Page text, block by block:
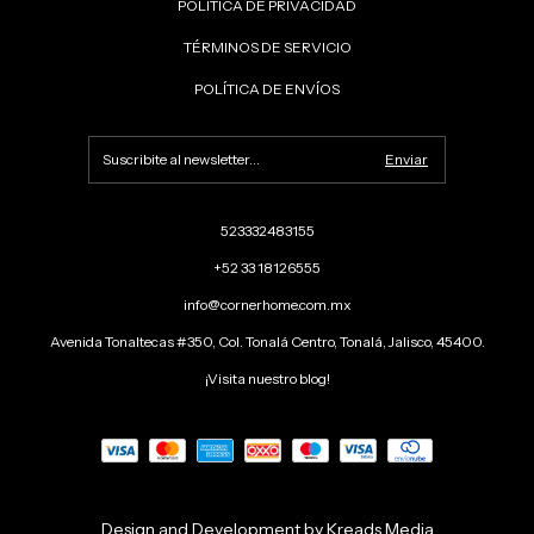
POLÍTICA DE PRIVACIDAD
TÉRMINOS DE SERVICIO
POLÍTICA DE ENVÍOS
523332483155
+52 33 18126555
info@cornerhome.com.mx
Avenida Tonaltecas #350, Col. Tonalá Centro, Tonalá, Jalisco, 45400.
¡Visita nuestro blog!
Design and Development by Kreads Media